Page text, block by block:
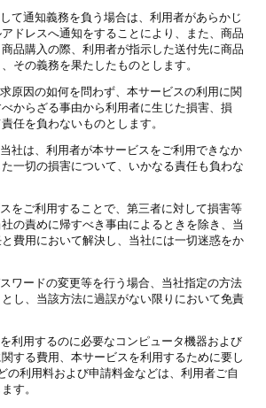
て通知義務を負う場合は、利用者があらかじ
ドレスへ通知をすることにより、また、商品
品購入の際、利用者が指示した送付先に商品
その義務を果たしたものとします。
原因の如何を問わず、本サービスの利用に関
からざる事由から利用者に生じた損害、損
任を負わないものとします。
社は、利用者が本サービスをご利用できなか
一切の損害について、いかなる責任も負わな
をご利用することで、第三者に対して損害等
の責めに帰すべき事由によるときを除き、当
費用において解決し、当社には一切迷惑をか
ワードの変更等を行う場合、当社指定の方法
し、当該方法に過誤がない限りにおいて免責
利用するのに必要なコンピュータ機器および
する費用、本サービスを利用するために要し
の利用料および申請料金などは、利用者ご自
す。